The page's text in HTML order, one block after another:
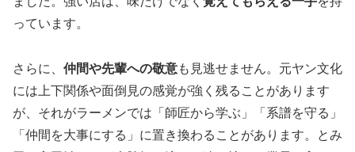
っています。
さらに、 仲間や先輩への敬意も見逃せません。元ヤン文化
には上下関係や面倒見の感覚が強く残ることがあります
が、それがラーメンでは「師匠から学ぶ」「系譜を守る」
「仲間を大事にする」に置き換わることがあります。とみ